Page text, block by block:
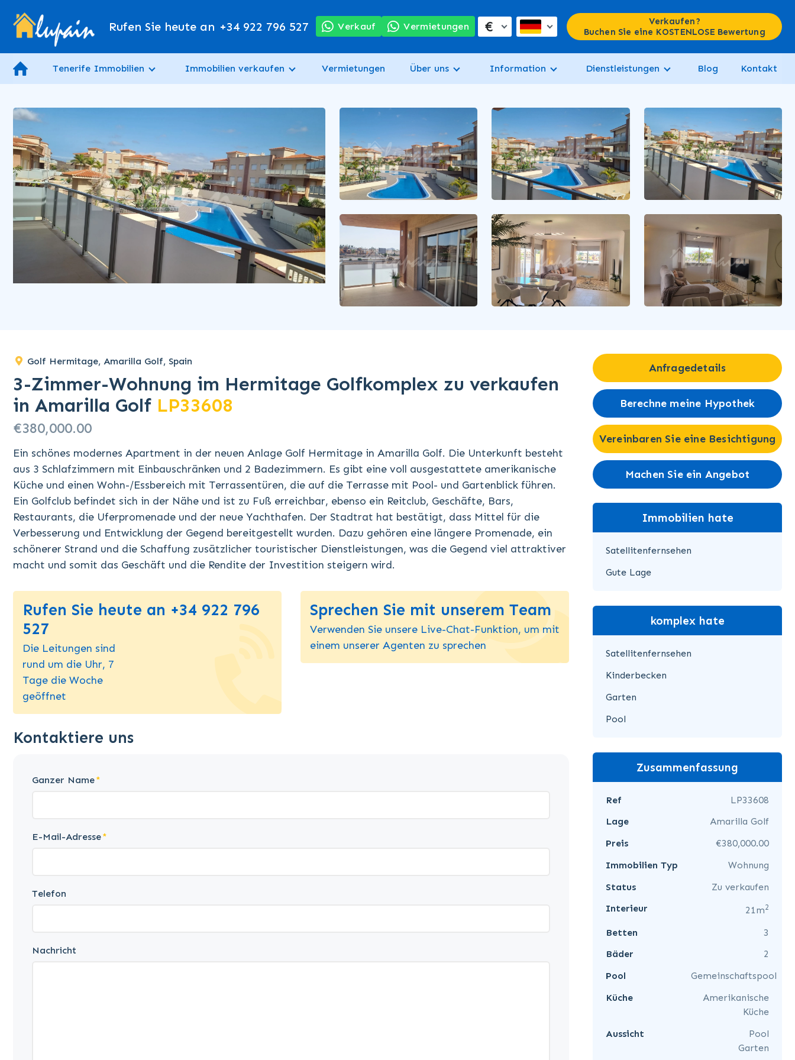
Rufen Sie heute an +34 922 796 527 Verkauf Vermietungen €
Verkaufen?
Buchen Sie eine KOSTENLOSE Bewertung
Tenerife Immobilien Immobilien verkaufen Vermietungen Über uns Information Dienstleistungen Blog Kontakt
Golf Hermitage, Amarilla Golf, Spain
3-Zimmer-Wohnung im Hermitage Golfkomplex zu verkaufen
in Amarilla Golf LP33608
€380,000.00
Ein schönes modernes Apartment in der neuen Anlage Golf Hermitage in Amarilla Golf. Die Unterkunft besteht
aus 3 Schlafzimmern mit Einbauschränken und 2 Badezimmern. Es gibt eine voll ausgestattete amerikanische
Küche und einen Wohn-/Essbereich mit Terrassentüren, die auf die Terrasse mit Pool- und Gartenblick führen.
Ein Golfclub befindet sich in der Nähe und ist zu Fuß erreichbar, ebenso ein Reitclub, Geschäfte, Bars,
Restaurants, die Uferpromenade und der neue Yachthafen. Der Stadtrat hat bestätigt, dass Mittel für die
Verbesserung und Entwicklung der Gegend bereitgestellt wurden. Dazu gehören eine längere Promenade, ein
schönerer Strand und die Schaffung zusätzlicher touristischer Dienstleistungen, was die Gegend viel attraktiver
macht und somit das Geschäft und die Rendite der Investition steigern wird.
Rufen Sie heute an +34 922 796
527
Die Leitungen sind
rund um die Uhr, 7
Tage die Woche
geöffnet
Sprechen Sie mit unserem Team
Verwenden Sie unsere Live-Chat-Funktion, um mit
einem unserer Agenten zu sprechen
Kontaktiere uns
Ganzer Name
E-Mail-Adresse
Telefon
Nachricht
Anfragedetails
Berechne meine Hypothek
Vereinbaren Sie eine Besichtigung
Machen Sie ein Angebot
Immobilien hate
Satellitenfernsehen
Gute Lage
komplex hate
Satellitenfernsehen
Kinderbecken
Garten
Pool
Zusammenfassung
Ref
LP33608
Lage
Amarilla Golf
Preis
€380,000.00
Immobilien Typ
Wohnung
Status
Zu verkaufen
Interieur
21m2
Betten
3
Bäder
2
Pool
Gemeinschaftspool
Küche
Amerikanische
Küche
Aussicht
Pool
Garten